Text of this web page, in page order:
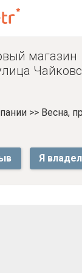
магазин
>> Весна,
Я